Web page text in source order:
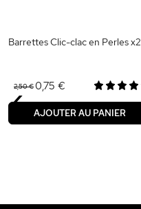
Barrettes Clic-clac en Perles x2
2,50 €0,75 €
AJOUTER AU PANIER
‹